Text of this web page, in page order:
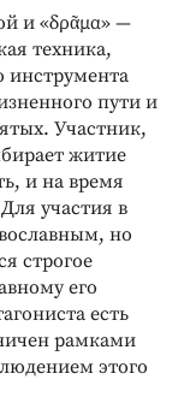
и «δρᾶμα» —
техника,
инструмента
пути и
Участник,
житие
и на время
участия в
но
строгое
его
есть
рамками
этого